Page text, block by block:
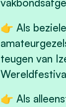
👉 Als
teugen van
👉 Als